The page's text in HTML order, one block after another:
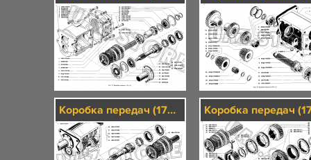
Коробка передач (1701)/1